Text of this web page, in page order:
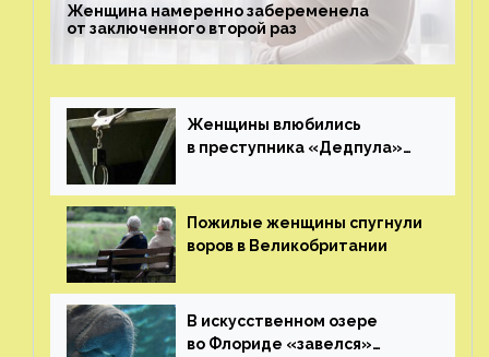
Женщина намеренно забеременела
от заключенного второй раз
Женщины влюбились
в преступника «Дедпула»
ему жизнь
Пожилые женщины спугнули
воров в Великобритании
В искусственном озере
во Флориде «завелся»